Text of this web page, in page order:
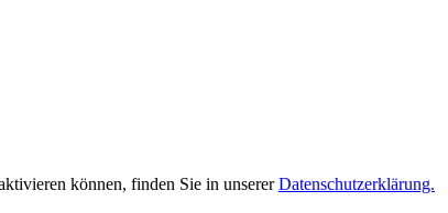
können, finden Sie in unsererDatenschutzerklärung.